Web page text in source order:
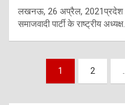
लखनऊ, 26 अप्रैल, 2021प्रदेश के
समाजवादी पार्टी के राष्ट्रीय
navigation
1 2